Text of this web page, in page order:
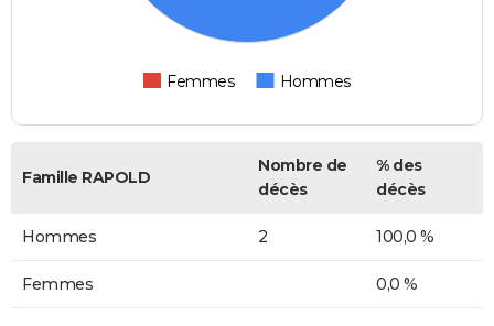
Femmes Hommes
Famille RAPOLD
Nombre de
décès
% des
décès
Hommes 2 100,0 %
Femmes 0,0 %